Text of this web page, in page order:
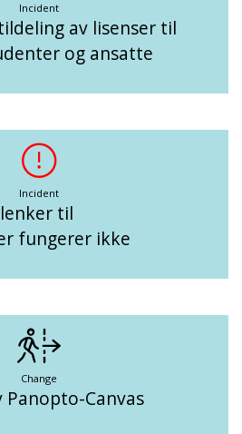
Incident
av lisenser til
og ansatte
Incident
til
fungerer ikke
Change
Canvas